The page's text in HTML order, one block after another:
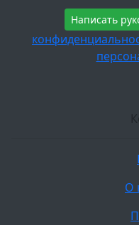
Написать
О